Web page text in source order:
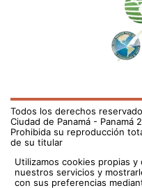
Todos los derechos
Ciudad de Panamá - Panamá
Prohibida su reproducción
de su titular
Utilizamos cookies propias
nuestros servicios y
con sus preferencias